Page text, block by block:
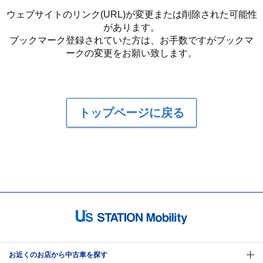
ウェブサイトのリンク(URL)が変更または削除された可能性
があります。
ブックマーク登録されていた方は、お手数ですがブックマ
ークの変更をお願い致します。
トップページに戻る
お近くのお店から中古車を探す